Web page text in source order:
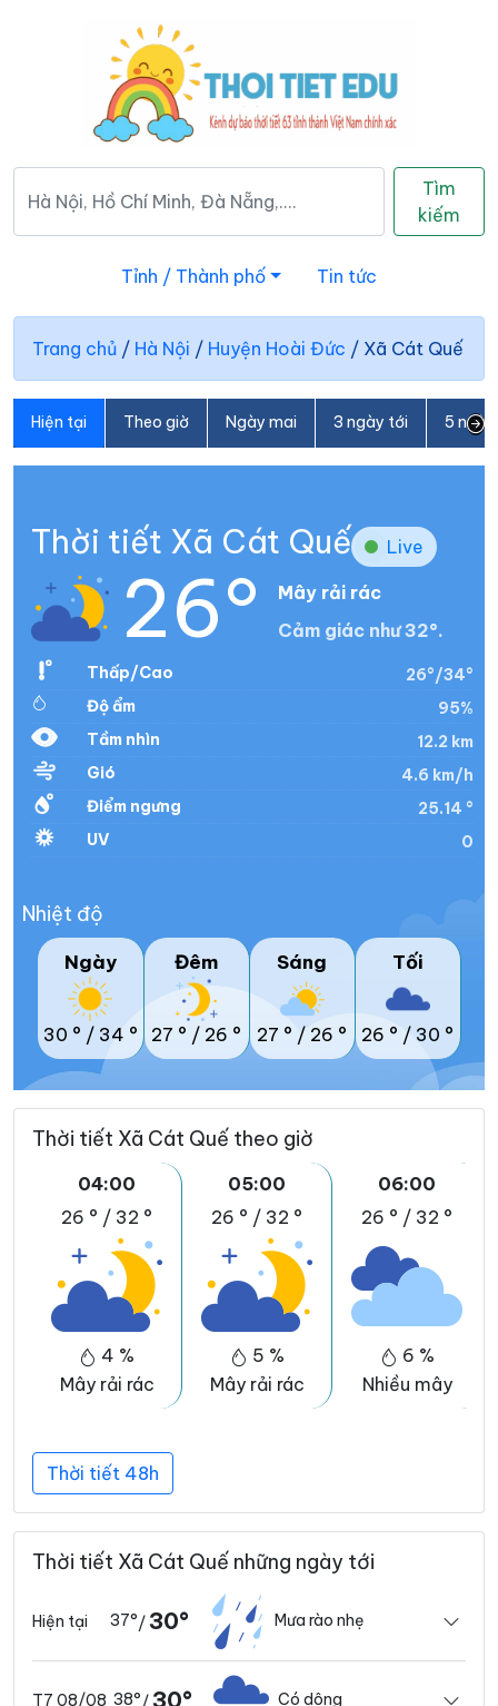
Tìm
kiếm
Tỉnh / Thành phố Tin tức
Trang chủ / Hà Nội / Huyện Hoài Đức / Xã Cát Quế
Hiện tại Theo giờ Ngày mai 3 ngày tới 5
Thời tiết Xã Cát Quế Live
26°
Mây rải rác
Cảm giác như 32°.
Thấp/Cao
26°/34°
Độ ẩm
95%
Tầm nhìn
12.2 km
Gió
4.6 km/h
Điểm ngưng
25.14 °
UV
0
Nhiệt độ
Ngày
30 ° / 34 °
Đêm
27 ° / 26 °
Sáng
27 ° / 26 °
Tối
26 ° / 30 °
Thời tiết Xã Cát Quế theo giờ
04:00
26 ° / 32 °
4 %
Mây rải rác
05:00
26 ° / 32 °
5 %
Mây rải rác
06:00
26 ° / 32 °
6 %
Nhiều mây
Thời tiết 48h
Thời tiết Xã Cát Quế những ngày tới
Hiện tại 37°/30° Mưa rào nhẹ
T7 08/08 38° 30° Có dông